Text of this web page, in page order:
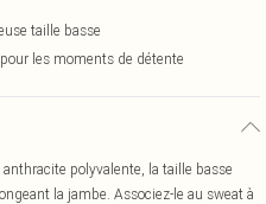
taille basse
les moments de détente
polyvalente, la taille basse
la jambe. Associez-le au sweat à